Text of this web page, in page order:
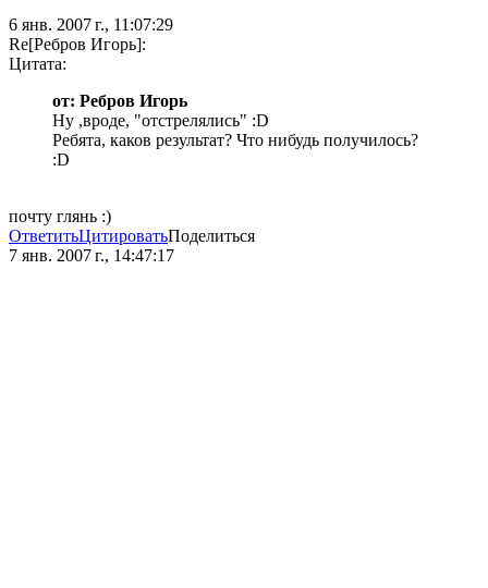
6 янв. 2007 г., 11:07:29
Re[Ребров Игорь]:
Цитата:
от: Ребров Игорь
Ну ,вроде, "отстрелялись" :D
Ребята, каков результат? Что нибудь получилось?
:D
почту глянь :)
ОтветитьЦитироватьПоделиться
7 янв. 2007 г., 14:47:17